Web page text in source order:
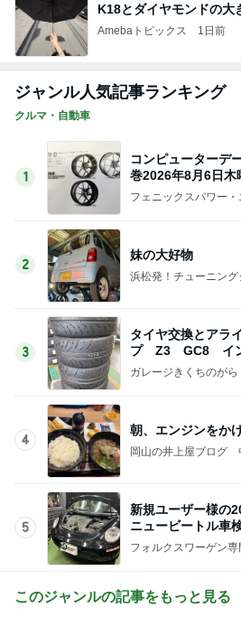
K18とダイヤモンドの大
Amebaトピックス 1日前
ジャンル人気記事ランキング
クルマ・自動車
1
コンピューターデ
巻2026年8月6日木
フェニックスパワー・
2
妹の大好物
浜松発！チューニング
3
タイヤ交換とアラ
プ Z3 GC8 イン
ガレージきくちのがら
4
朝、エンジンをか
岡山の井上屋ブログ
5
新規ユーザー様の
ニュービートル車
フォルクスワーゲン
このジャンルの記事をもっと見る